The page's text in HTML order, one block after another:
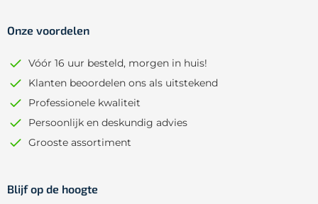
Onze voordelen
Vóór 16 uur besteld, morgen in huis!
Klanten beoordelen ons als uitstekend
Professionele kwaliteit
Persoonlijk en deskundig advies
Grooste assortiment
Blijf op de hoogte